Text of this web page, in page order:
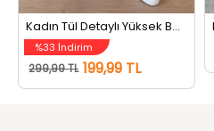
Kadın Tül Detaylı Yüksek Bel Tayt Siyah
%33 İndirim
299,99 TL 199,99 TL